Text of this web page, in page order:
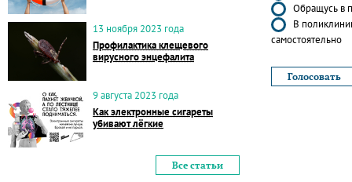
13 ноября 2023 года
Профилактика клещевого
вирусного энцефалита
9 августа 2023 года
Как электронные сигареты
убивают лёгкие
Все статьи
Обращусь в
В
самостоятельно